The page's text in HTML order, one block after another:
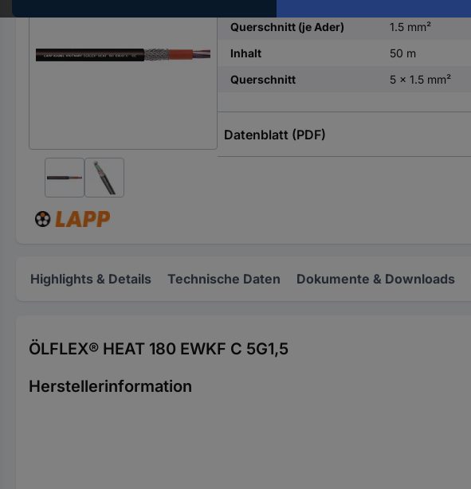
ein
Querschnitt (je Ader)
1.5 mm²
Inhalt
50 m
Querschnitt
5 x 1.5 mm²
Datenblatt (PDF)
Highlights & Details Technische Daten Dokumente & Downloads
ÖLFLEX® HEAT 180 EWKF C 5G1,5
Herstellerinformation